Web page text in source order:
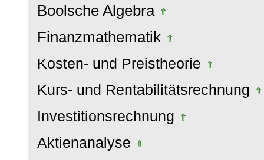
Boolsche Algebra
Finanzmathematik
Kosten- und Preistheorie
Kurs- und Rentabilitätsrechnung
Investitionsrechnung
Aktienanalyse